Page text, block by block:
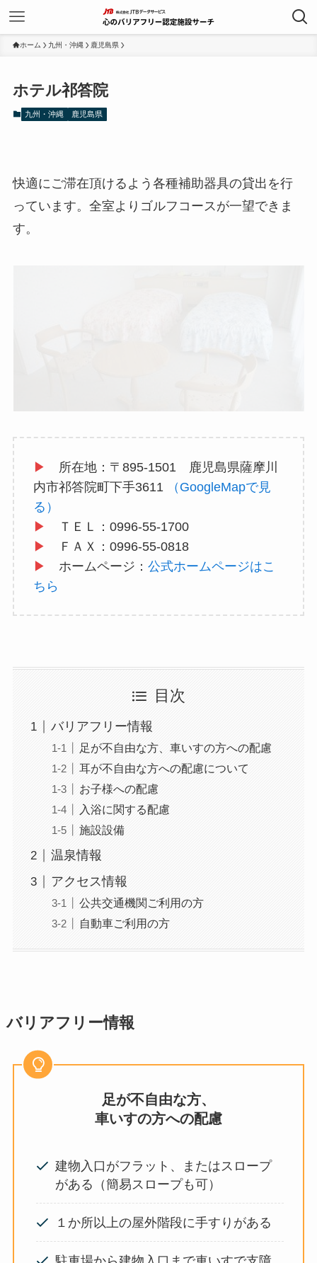
ホーム 九州・沖縄 鹿児島県
ホテル祁答院
九州・沖縄 鹿児島県
快適にご滞在頂けるよう各種補助器具の貸出を行
っています。全室よりゴルフコースが一望できま
す。
▶
所在地：〒895-1501 鹿児島県薩摩川
内市祁答院町下手3611
（GoogleMapで見
る）
▶
ＴＥＬ：0996-55-1700
▶
ＦＡＸ：0996-55-0818
▶
ホームページ： 公式ホームページはこ
ちら
目次
バリアフリー情報
足が不自由な方、車いすの方への配慮
耳が不自由な方への配慮について
お子様への配慮
入浴に関する配慮
施設設備
温泉情報
アクセス情報
公共交通機関ご利用の方
自動車ご利用の方
バリアフリー情報
足が不自由な方、
車いすの方への配慮
建物入口がフラット、またはスロープ
がある（簡易スロープも可）
１か所以上の屋外階段に手すりがある